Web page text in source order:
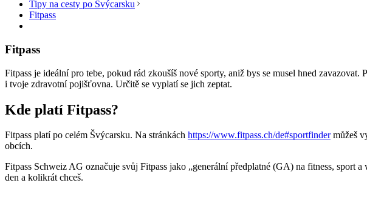
Tipy na cesty po Švýcarsku
Fitpass
Fitpass
Fitpass je ideální pro tebe, pokud rád zkoušíš nové sporty, aniž bys se musel hned
i tvoje zdravotní pojišťovna. Určitě se vyplatí se jich zeptat.
Kde platí Fitpass?
Fitpass platí po celém Švýcarsku. Na stránkách https://www.fitpass.ch/de#sportfindermůžeš
obcích.
Fitpass Schweiz AG označuje svůj Fitpass jako „generální předplatné (GA) na fitness, sport
den a kolikrát chceš.